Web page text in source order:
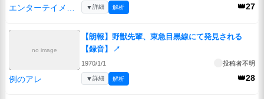
👑27
▼詳細 解析
no image
【朗報】野獣先輩、東急目黒線にて発見される
【録音】
↗
1970/1/1 投稿者不明
例のアレ 👑28
▼詳細 解析